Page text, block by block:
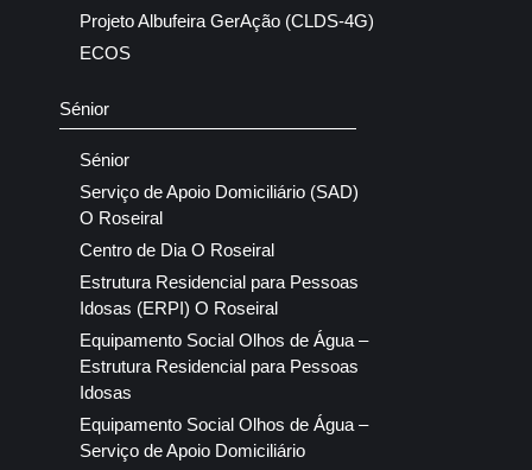
Projeto Albufeira GerAção (CLDS-4G)
ECOS
Sénior
Sénior
Serviço de Apoio Domiciliário (SAD)
O Roseiral
Centro de Dia O Roseiral
Estrutura Residencial para Pessoas
Idosas (ERPI) O Roseiral
Equipamento Social Olhos de Água –
Estrutura Residencial para Pessoas
Idosas
Equipamento Social Olhos de Água –
Serviço de Apoio Domiciliário